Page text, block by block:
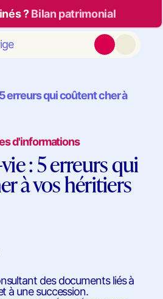
erreurs qui coûtent cher à
d'informations
: 5 erreurs qui
à vos héritiers
?Bilan patrimonial